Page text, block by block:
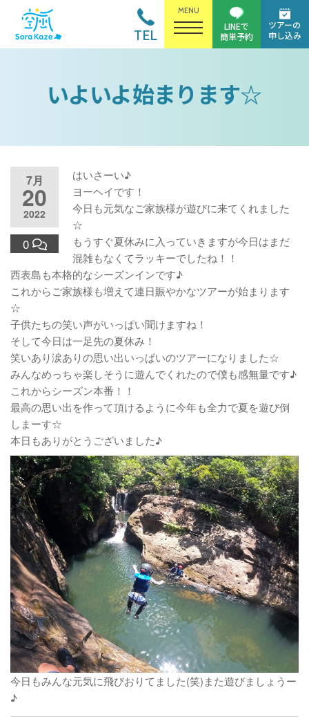
MENU
TEL
ツアーの
申し込み
LINEで
簡単予約
いよいよ始まります☆
7月
20
2022
0
はいさーい♪
ヨーヘイです！
今日も元気なご家族様が遊びに来てくれました
☆
もうすぐ夏休みに入っていきますが今日はまだ
混雑もなくてラッキーでしたね！！
西表島も本格的なシーズンインです♪
これからご家族様も増えて連日賑やかなツアーが始まります
☆
子供たちの笑い声がいっぱい聞けますね！
そして今日は一足先の夏休み！
笑いあり涙ありの思い出いっぱいのツアーになりました☆
みんなめっちゃ楽しそうに遊んでくれたので僕も感無量です♪
これからシーズン本番！！
最高の思い出を作って頂けるように今年も全力で夏を遊び倒
しまーす☆
本日もありがとうございました♪
今日もみんな元気に飛びおりてました(笑)また遊びましょうー
♪